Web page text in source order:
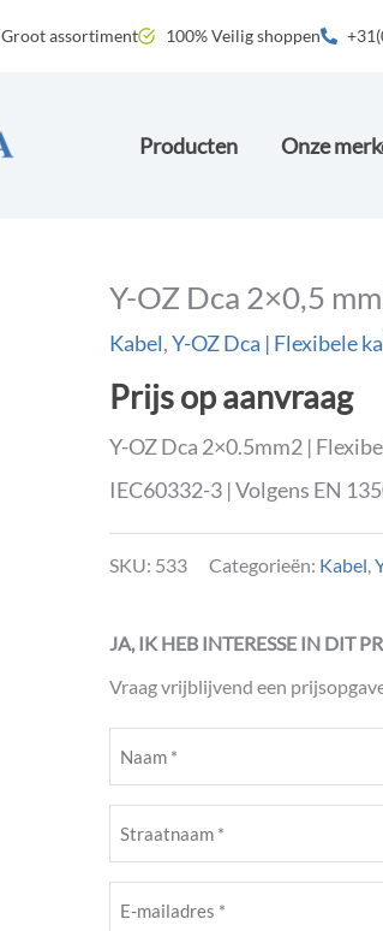
Groot assortiment 100% Veilig shoppen
Producten Onze
Y-OZ Dca 2×0,5
Kabel,Y-OZ Dca | Flexibele
Prijs op aanvraag
Y-OZ Dca 2×0.5mm2 |
IEC60332-3 | Volgens EN
SKU: 533 Categorieën: Kabel,
JA, IK HEB INTERESSE IN DIT
Vraag vrijblijvend een
Naam
Straatnaam
E-